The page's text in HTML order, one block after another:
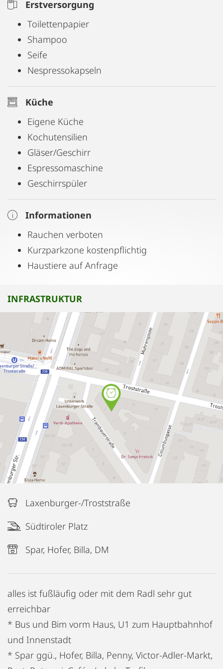
Erstversorgung
Toilettenpapier
Shampoo
Seife
Nespressokapseln
Küche
Eigene Küche
Kochutensilien
Gläser/Geschirr
Espressomaschine
Geschirrspüler
Informationen
Rauchen verboten
Kurzparkzone kostenpflichtig
Haustiere auf Anfrage
INFRASTRUKTUR
Laxenburger-/Troststraße
Südtiroler Platz
Spar, Hofer, Billa, DM
alles ist fußläufig oder mit dem Radl sehr gut
erreichbar
* Bus und Bim vorm Haus, U1 zum Hauptbahnhof
und Innenstadt
* Spar ggü., Hofer, Billa, Penny, Victor-Adler-Markt,